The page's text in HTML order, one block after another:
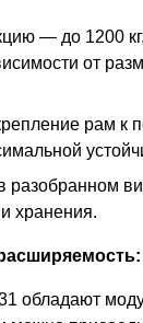
— до 1200
от
рам к
разобранном
хранения.
обладают